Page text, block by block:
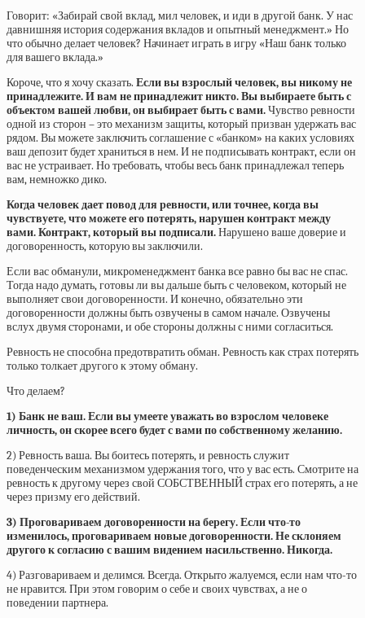
Говорит: «Забирай свой вклад, мил человек, и иди в другой банк. У нас
давнишняя история содержания вкладов и опытный менеджмент.» Но
что обычно делает человек? Начинает играть в игру «Наш банк только
для вашего вклада.»
Короче, что я хочу сказать. Если вы взрослый человек, вы никому не
принадлежите. И вам не принадлежит никто. Вы выбираете быть с
объектом вашей любви, он выбирает быть с вами.Чувство ревности
одной из сторон – это механизм защиты, который призван удержать вас
рядом. Вы можете заключить соглашение с «банком» на каких условиях
ваш депозит будет храниться в нем. И не подписывать контракт, если он
вас не устраивает. Но требовать, чтобы весь банк принадлежал теперь
вам, немножко дико.
Когда человек дает повод для ревности, или точнее, когда вы
чувствуете, что можете его потерять, нарушен контракт между
вами. Контракт, который вы подписали.Нарушено ваше доверие и
договоренность, которую вы заключили.
Если вас обманули, микроменеджмент банка все равно бы вас не спас.
Тогда надо думать, готовы ли вы дальше быть с человеком, который не
выполняет свои договоренности. И конечно, обязательно эти
договоренности должны быть озвучены в самом начале. Озвучены
вслух двумя сторонами, и обе стороны должны с ними согласиться.
Ревность не способна предотвратить обман. Ревность как страх потерять
только толкает другого к этому обману.
Что делаем?
1) Банк не ваш. Если вы умеете уважать во взрослом человеке
личность, он скорее всего будет с вами по собственному желанию.
2) Ревность ваша. Вы боитесь потерять, и ревность служит
поведенческим механизмом удержания того, что у вас есть. Смотрите на
ревность к другому через свой СОБСТВЕННЫЙ страх его потерять, а не
через призму его действий.
3) Проговариваем договоренности на берегу. Если что-то
изменилось, проговариваем новые договоренности. Не склоняем
другого к согласию с вашим видением насильственно. Никогда.
4) Разговариваем и делимся. Всегда. Открыто жалуемся, если нам что-то
не нравится. При этом говорим о себе и своих чувствах, а не о
поведении партнера.